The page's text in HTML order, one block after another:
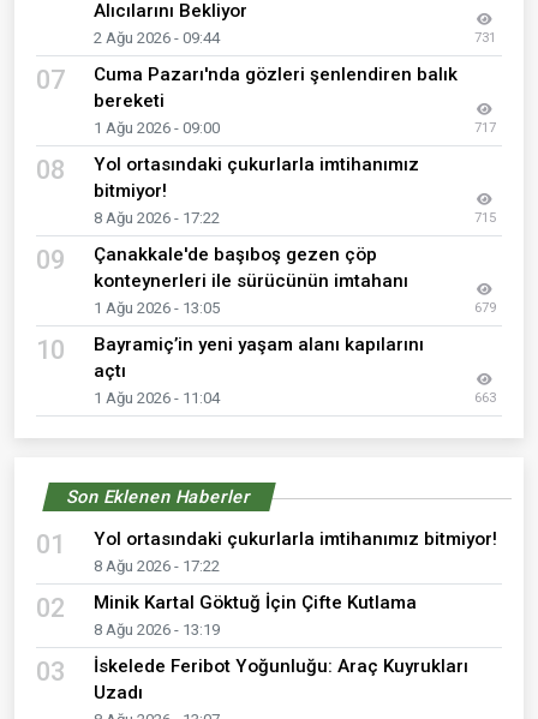
Alıcılarını Bekliyor
2 Ağu 2026 - 09:44 731
07
Cuma Pazarı'nda gözleri şenlendiren balık
bereketi
1 Ağu 2026 - 09:00 717
08
Yol ortasındaki çukurlarla imtihanımız
bitmiyor!
8 Ağu 2026 - 17:22 715
09
Çanakkale'de başıboş gezen çöp
konteynerleri ile sürücünün imtahanı
1 Ağu 2026 - 13:05 679
10
Bayramiç’in yeni yaşam alanı kapılarını
açtı
1 Ağu 2026 - 11:04 663
Son Eklenen Haberler
01 Yol ortasındaki çukurlarla imtihanımız bitmiyor!
8 Ağu 2026 - 17:22
02 Minik Kartal Göktuğ İçin Çifte Kutlama
8 Ağu 2026 - 13:19
03
İskelede Feribot Yoğunluğu: Araç Kuyrukları
Uzadı